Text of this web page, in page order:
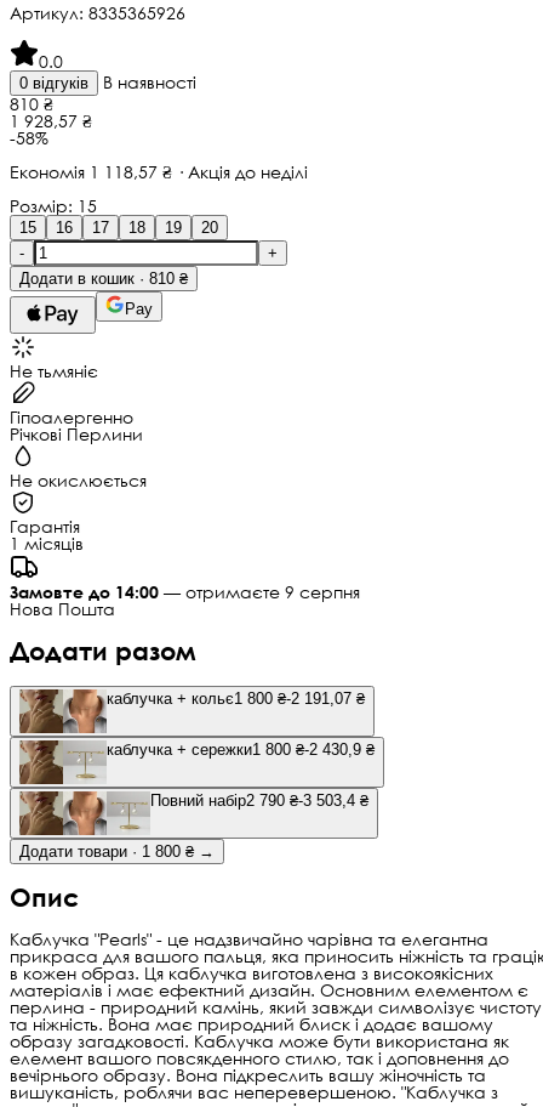
Артикул: 8335365926
0.0
0 відгуків
В наявності
810 ₴
1 928,57 ₴
-58%
Економія 1 118,57 ₴ · Акція до неділі
Розмір: 15
15 16 17 18 19
20
-
+
Додати в кошик · 810 ₴
Pay
Не тьмяніє
Гіпоалергенно
Річкові Перлини
Не окислюється
Гарантія
1 місяців
Замовте до 14:00 — отримаєте 9 серпня
Нова Пошта
Додати разом
каблучка + кольє1 800 ₴-2 191,07 ₴
каблучка + сережки1 800 ₴-2 430,9 ₴
Повний набір2 790 ₴-3 503,4 ₴
Додати товари · 1 800 ₴ →
Опис
Каблучка "Pearls" - це надзвичайно чарівна та елегантна
прикраса для вашого пальця, яка приносить ніжність та
в кожен образ. Ця каблучка виготовлена з високоякісних
матеріалів і має ефектний дизайн. Основним елементом є
перлина - природний камінь, який завжди символізує чистоту
та ніжність. Вона має природний блиск і додає вашому
образу загадковості. Каблучка може бути використана як
елемент вашого повсякденного стилю, так і доповнення до
вечірнього образу. Вона підкреслить вашу жіночність та
вишуканість, роблячи вас неперевершеною. "Каблучка з